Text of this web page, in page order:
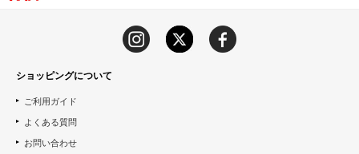
ショッピングについて
ご利用ガイド
よくある質問
お問い合わせ